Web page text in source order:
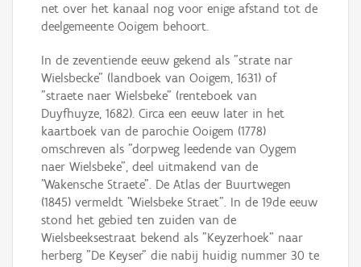
net over het kanaal nog voor enige afstand tot de
deelgemeente Ooigem behoort.
In de zeventiende eeuw gekend als "strate nar
Wielsbecke" (landboek van Ooigem, 1631) of
"straete naer Wielsbeke" (renteboek van
Duyfhuyze, 1682). Circa een eeuw later in het
kaartboek van de parochie Ooigem (1778)
omschreven als "dorpweg leedende van Oygem
naer Wielsbeke", deel uitmakend van de
"Wakensche Straete". De Atlas der Buurtwegen
(1845) vermeldt "Wielsbeke Straet". In de 19de eeuw
stond het gebied ten zuiden van de
Wielsbeeksestraat bekend als "Keyzerhoek" naar
herberg "De Keyser" die nabij huidig nummer 30 te